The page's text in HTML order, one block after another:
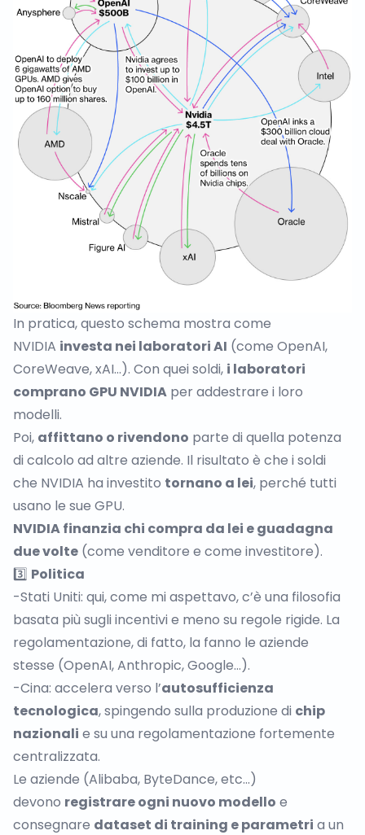
In pratica, questo schema mostra come
NVIDIA investa nei laboratori AI (come OpenAI,
CoreWeave, xAI…). Con quei soldi, i laboratori
comprano GPU NVIDIA per addestrare i loro
modelli.
Poi, affittano o rivendono parte di quella potenza
di calcolo ad altre aziende. Il risultato è che i soldi
che NVIDIA ha investito tornano a lei, perché tutti
usano le sue GPU.
NVIDIA finanzia chi compra da lei e guadagna
due volte (come venditore e come investitore).
3️⃣ Politica
-Stati Uniti: qui, come mi aspettavo, c’è una filosofia
basata più sugli incentivi e meno su regole rigide. La
regolamentazione, di fatto, la fanno le aziende
stesse (OpenAI, Anthropic, Google…).
-Cina: accelera verso l’autosufficienza
tecnologica, spingendo sulla produzione di chip
nazionali e su una regolamentazione fortemente
centralizzata.
Le aziende (Alibaba, ByteDance, etc...)
devono registrare ogni nuovo modello e
consegnare dataset di training e parametri a un